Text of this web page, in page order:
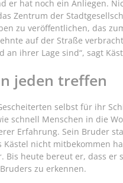
er hat noch ein Anliegen.
Zentrum der
zu veröffentlichen, das
auf der Straße
an ihrer Lage sind“, sagt
jeden treffen
selbst für ihr
schnell Menschen in die
Erfahrung. Sein Bruder
nicht mitbekommen
Bis heute bereut er, dass
zu erkennen.